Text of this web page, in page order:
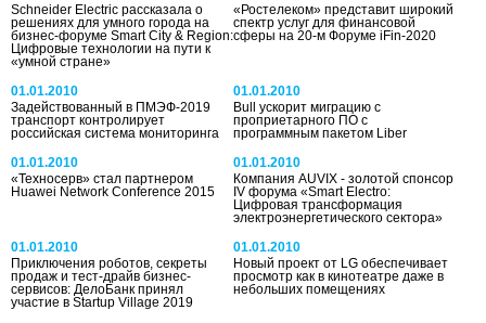
Schneider Electric рассказала о
решениях для умного города на
бизнес-форуме Smart City & Region:
Цифровые технологии на пути к
«умной стране»
«Ростелеком» представит широкий
спектр услуг для финансовой
сферы на 20-м Форуме iFin-2020
01.01.2010
Задействованный в ПМЭФ-2019
транспорт контролирует
российская система мониторинга
01.01.2010
Bull ускорит миграцию с
проприетарного ПО с
программным пакетом Liber
01.01.2010
«Техносерв» стал партнером
Huawei Network Conference 2015
01.01.2010
Компания AUVIX - золотой спонсор
IV форума «Smart Electro:
Цифровая трансформация
электроэнергетического сектора»
01.01.2010
Приключения роботов, секреты
продаж и тест-драйв бизнес-
сервисов: ДелоБанк принял
участие в Startup Village 2019
01.01.2010
Новый проект от LG обеспечивает
просмотр как в кинотеатре даже в
небольших помещениях